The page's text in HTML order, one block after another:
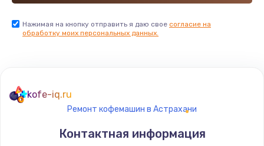
Замена термопасты
от 995 руб.
Нажимая на кнопку отправить я даю свое согласие на
обработку моих персональных данных.
kofe-iq.ru
Ремонт кофемашин в Астрахани
Контактная информация